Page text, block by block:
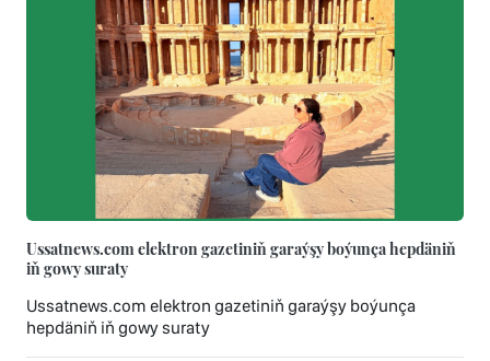
Ussatnews.com elektron gazetiniň garaýşy boýunça hepdäniň
iň gowy suraty
Ussatnews.com elektron gazetiniň garaýşy boýunça
hepdäniň iň gowy suraty